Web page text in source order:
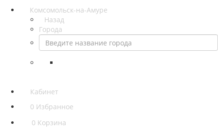
Комсомольск-на-Амуре
Назад
Города
Кабинет
0 Избранное
0 Корзина